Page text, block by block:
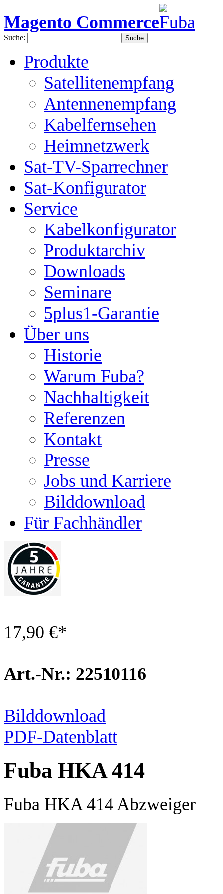
Magento Commerce
Suche: Suche
Produkte
Satellitenempfang
Antennenempfang
Kabelfernsehen
Heimnetzwerk
Sat-TV-Sparrechner
Sat-Konfigurator
Service
Kabelkonfigurator
Produktarchiv
Downloads
Seminare
5plus1-Garantie
Über uns
Historie
Warum Fuba?
Nachhaltigkeit
Referenzen
Kontakt
Presse
Jobs und Karriere
Bilddownload
Für Fachhändler
17,90 €*
Art.-Nr.: 22510116
Bilddownload
PDF-Datenblatt
Fuba HKA 414
Fuba HKA 414 Abzweiger